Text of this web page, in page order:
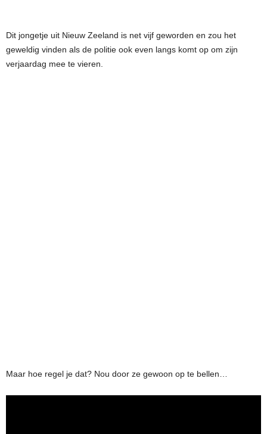
Dit jongetje uit Nieuw Zeeland is net vijf geworden en zou het
geweldig vinden als de politie ook even langs komt op om zijn
verjaardag mee te vieren.
Maar hoe regel je dat? Nou door ze gewoon op te bellen…